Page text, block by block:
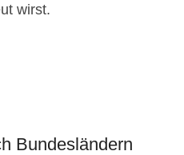
wirst.
Bundesländern